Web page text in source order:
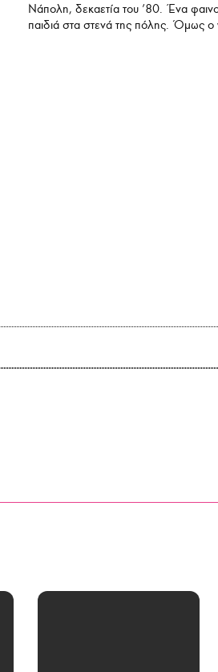
Νάπολη, δεκαετία του ’80. Ένα
παιδιά στα στενά της πόλης. Όμως